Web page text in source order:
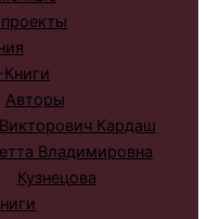
Книги
Авторы
Кардаш
Владимировна
Кузнецова